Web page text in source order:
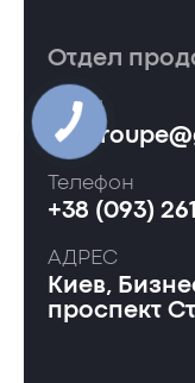
Отдел
Email
Телефон
+38 (093)
АДРЕС
Киев,
проспект